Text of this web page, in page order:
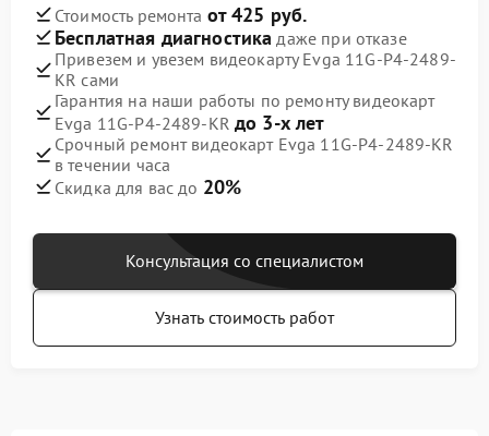
Стоимость ремонта от 425 руб.
Бесплатная диагностика даже при отказе
Привезем и увезем видеокарту Evga 11G-P4-2489-
KR сами
Гарантия на наши работы по ремонту видеокарт
Evga 11G-P4-2489-KR до 3-х лет
Срочный ремонт видеокарт Evga 11G-P4-2489-KR
в течении часа
Скидка для вас до 20%
Консультация со специалистом
Узнать стоимость работ